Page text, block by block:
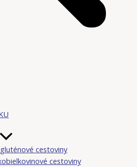
cestoviny
cestoviny